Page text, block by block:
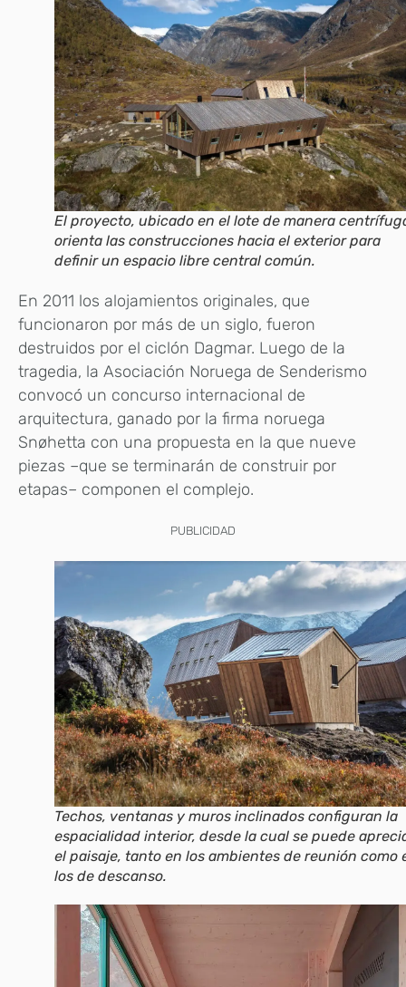
El proyecto, ubicado en el lote de manera
orienta las construcciones hacia el exterior para
definir un espacio libre central común.
En 2011 los alojamientos originales, que
funcionaron por más de un siglo, fueron
destruidos por el ciclón Dagmar. Luego de la
tragedia, la Asociación Noruega de Senderismo
convocó un concurso internacional de
arquitectura, ganado por la firma noruega
Snøhetta con una propuesta en la que nueve
piezas –que se terminarán de construir por
etapas– componen el complejo.
PUBLICIDAD
Techos, ventanas y muros inclinados configuran la
espacialidad interior, desde la cual se puede
el paisaje, tanto en los ambientes de reunión como
los de descanso.